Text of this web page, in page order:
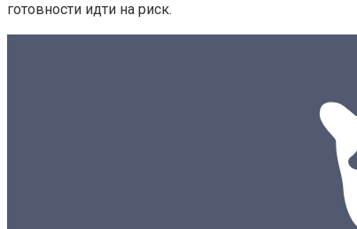
готовности идти на риск.